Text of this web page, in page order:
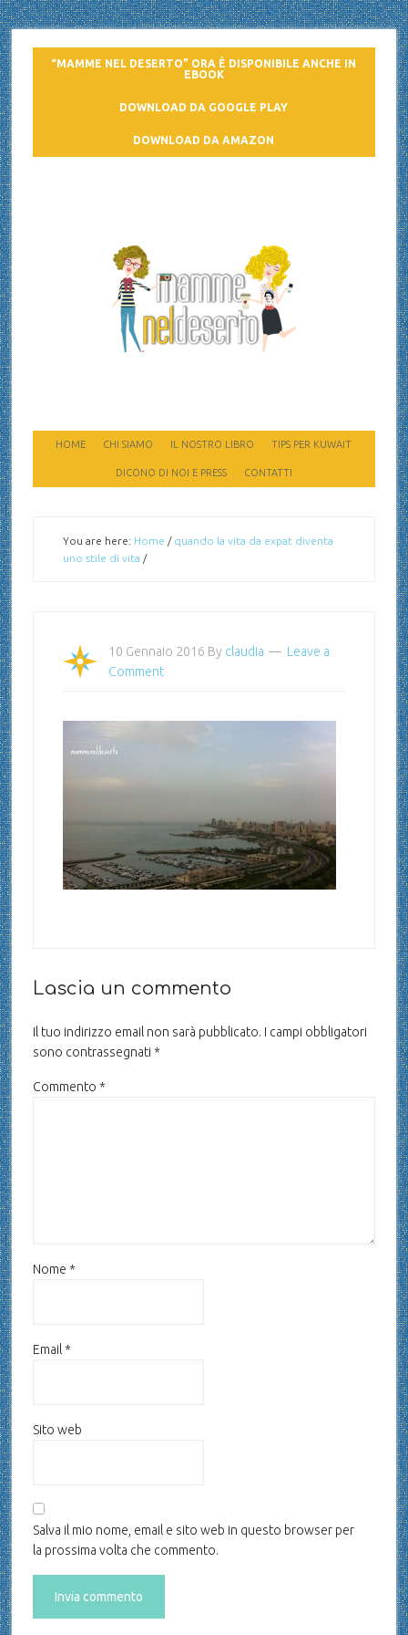
“MAMME NEL DESERTO” ORA È DISPONIBILE ANCHE IN
EBOOK
DOWNLOAD DA GOOGLE PLAY
DOWNLOAD DA AMAZON
HOME CHI SIAMO IL NOSTRO LIBRO TIPS PER KUWAIT
DICONO DI NOI E PRESS CONTATTI
You are here: Home / quando la vita da expat diventa
uno stile di vita /
10 Gennaio 2016 By claudia
Leave a
Comment
Lascia un commento
Il tuo indirizzo email non sarà pubblicato. I campi obbligatori
sono contrassegnati *
Commento *
Nome *
Email *
Sito web
Salva il mio nome, email e sito web in questo browser per
la prossima volta che commento.